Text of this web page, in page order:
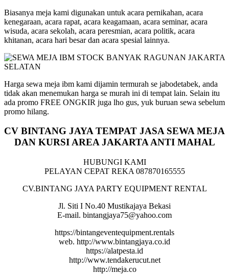
Biasanya meja kami digunakan untuk acara pernikahan, acara
kenegaraan, acara rapat, acara keagamaan, acara seminar, acara
wisuda, acara sekolah, acara peresmian, acara politik, acara
khitanan, acara hari besar dan acara spesial lainnya.
Harga sewa meja ibm kami dijamin termurah se jabodetabek, anda
tidak akan menemukan harga se murah ini di tempat lain. Selain itu
ada promo FREE ONGKIR juga lho gus, yuk buruan sewa sebelum
promo hilang.
CV BINTANG JAYA TEMPAT JASA SEWA MEJA
DAN KURSI AREA JAKARTA ANTI MAHAL
HUBUNGI KAMI
PELAYAN CEPAT REKA 087870165555
CV.BINTANG JAYA PARTY EQUIPMENT RENTAL
Jl. Siti I No.40 Mustikajaya Bekasi
E-mail. bintangjaya75@yahoo.com
https://bintangeventequipment.rentals
web. http://www.bintangjaya.co.id
https://alatpesta.id
http://www.tendakerucut.net
http://meja.co